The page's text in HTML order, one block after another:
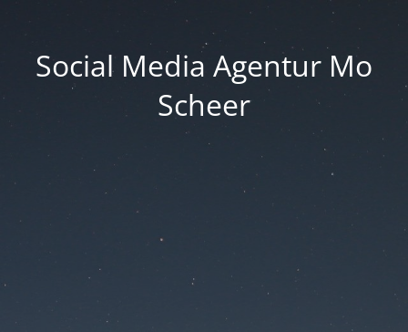
Social Media Agentur Mo
Scheer